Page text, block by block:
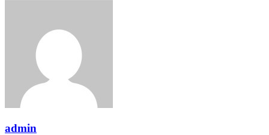
admin